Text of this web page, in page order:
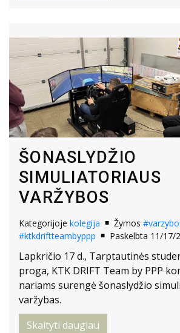
ŠONASLYDŽIO
SIMULIATORIAUS
VARŽYBOS
Kategorijoje kolegija Žymos
#ktkdriftteambyppp
Paskelbta 11/17/
Lapkričio 17 d., Tarptautinės
proga, KTK DRIFT Team by PPP
nariams surengė šonaslydžio
varžybas.
Skaityti daugiau